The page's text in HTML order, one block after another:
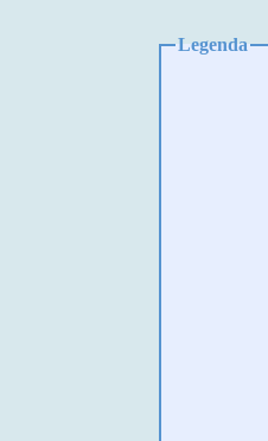
Legenda